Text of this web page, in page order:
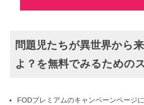
問題児たちが異世界から
よ？を無料でみるための
FODプレミアムのキャンペーンページ